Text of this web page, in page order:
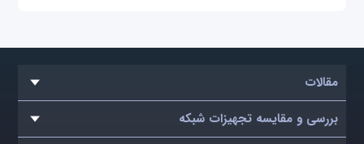
مقالات
بررسی و مقایسه تجهیزات شبکه